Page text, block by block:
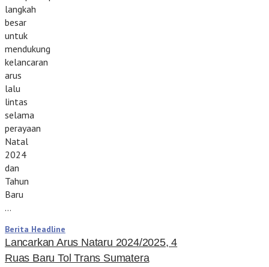
langkah
besar
untuk
mendukung
kelancaran
arus
lalu
lintas
selama
perayaan
Natal
2024
dan
Tahun
Baru
…
Berita Headline
Lancarkan Arus Nataru 2024/2025, 4
Ruas Baru Tol Trans Sumatera